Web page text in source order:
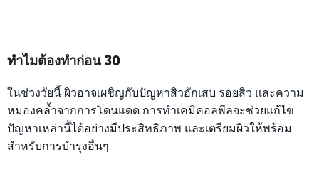
ทำไมต้องทำก่อน 30
ในช่วงวัยนี้ ผิวอาจเผชิญกับปัญหาสิวอักเสบ รอยสิว และความ
หมองคล้ำจากการโดนแดด การทำเคมิคอลพีลจะช่วยแก้ไข
ปัญหาเหล่านี้ได้อย่างมีประสิทธิภาพ และเตรียมผิวให้พร้อม
สำหรับการบำรุงอื่นๆ